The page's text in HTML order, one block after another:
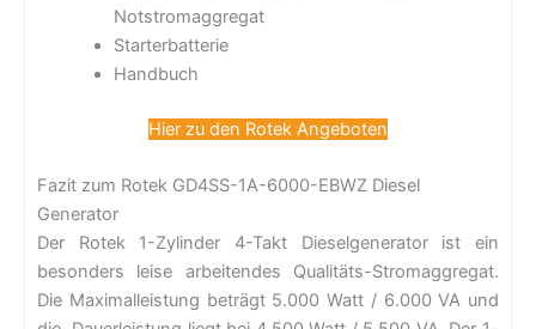
Notstromaggregat
Starterbatterie
Handbuch
Hier zu den Rotek Angeboten
Fazit zum Rotek GD4SS-1A-6000-EBWZ Diesel
Generator
Der Rotek 1-Zylinder 4-Takt Dieselgenerator ist ein
besonders leise arbeitendes Qualitäts-Stromaggregat.
Die Maximalleistung beträgt 5.000 Watt / 6.000 VA und